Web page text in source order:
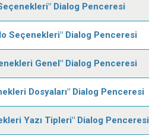
Dialog Penceresi
Seçenekleri" Dialog Penceresi
Genel" Dialog Penceresi
Dosyaları" Dialog Penceresi
Yazı Tipleri" Dialog Penceresi